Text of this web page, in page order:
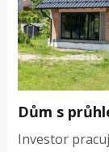
Dům s
Investor